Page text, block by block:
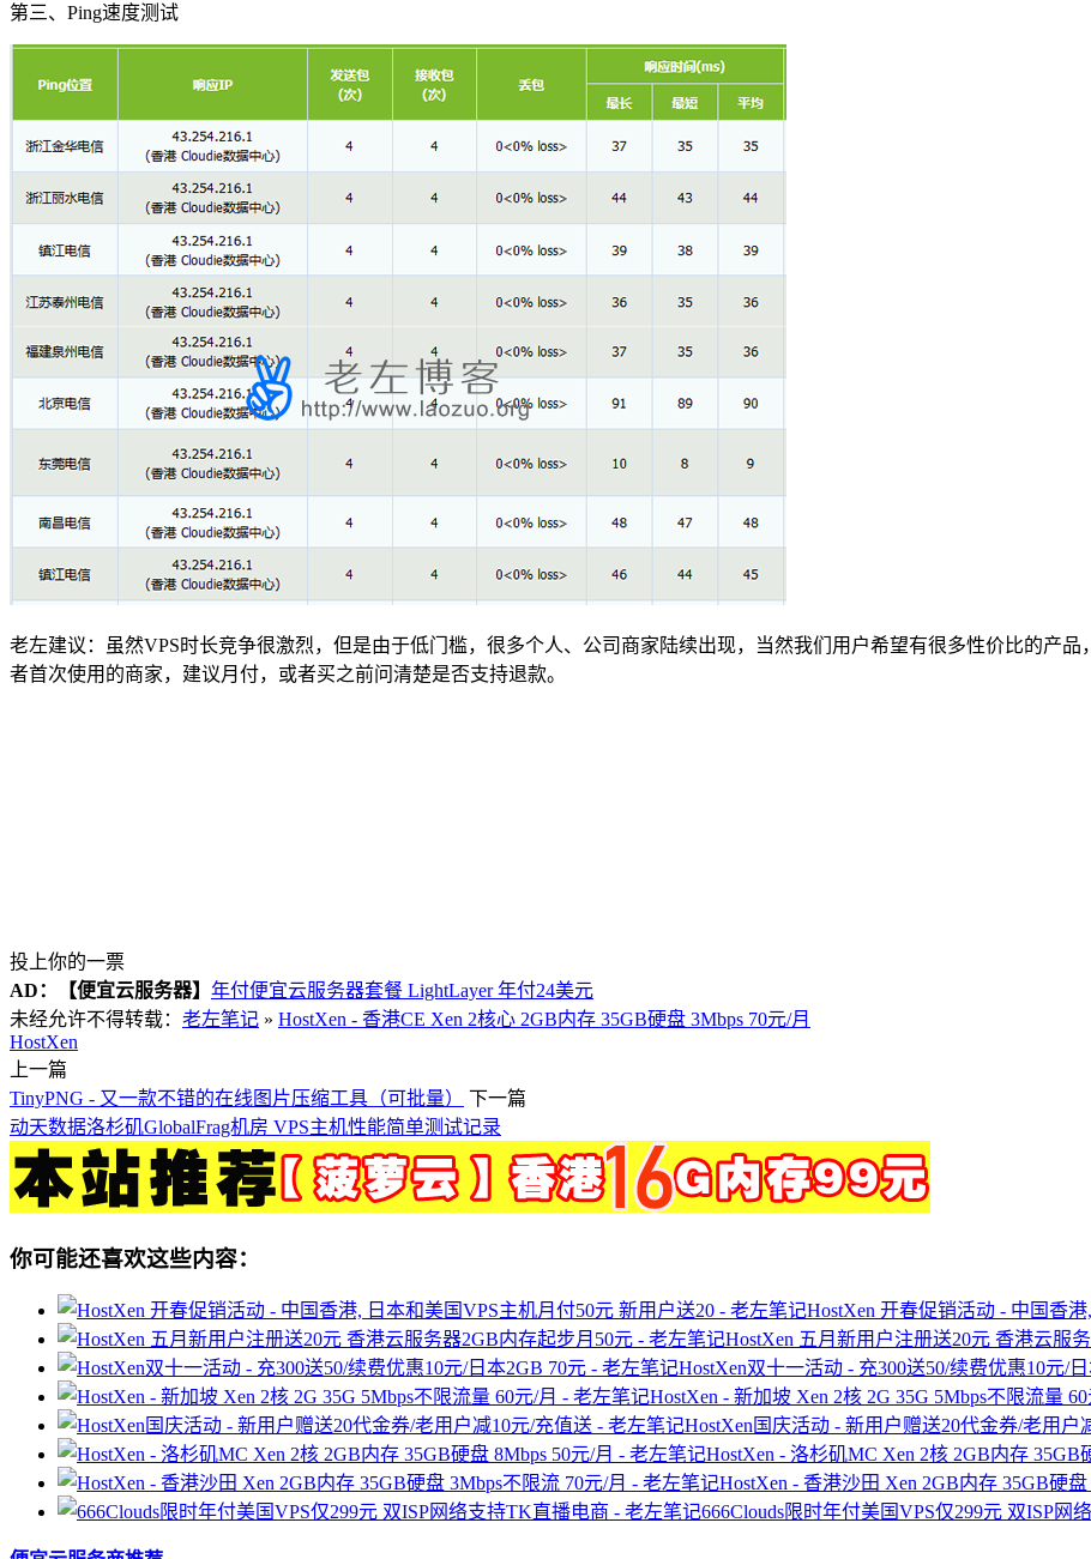
第三、Ping速度测试
老左建议：虽然VPS时长竞争很激烈，但是由于低门槛，很多个人、公司商家陆续出现，当然我们用户希望有很多性价比的产
者首次使用的商家，建议月付，或者买之前问清楚是否支持退款。
投上你的一票
AD：
【便宜云服务器】 年付便宜云服务器套餐 LightLayer 年付24美元
未经允许不得转载： 老左笔记 » HostXen - 香港CE Xen 2核心 2GB内存 35GB硬盘 3Mbps 70元/月
HostXen
上一篇
TinyPNG - 又一款不错的在线图片压缩工具（可批量）
下一篇
动天数据洛杉矶GlobalFrag机房 VPS主机性能简单测试记录
你可能还喜欢这些内容：
HostXen 开春促销活动 - 中国香
HostXen 五月新用户注册送20元 香港云服
HostXen双十一活动 - 充300送50/续费优惠10元/
HostXen - 新加坡 Xen 2核 2G 35G 5Mbps不限流量 60
HostXen国庆活动 - 新用户赠送20代金券/老用户
HostXen - 洛杉矶MC Xen 2核 2GB内存 35GB
HostXen - 香港沙田 Xen 2GB内存 35GB硬盘
666Clouds限时年付美国VPS仅299元 双ISP网